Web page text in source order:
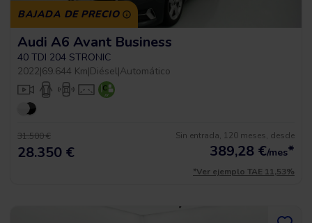
BAJADA DE PRECIO
Audi A6 Avant Business
40 TDI 204 STRONIC
2022|69.644 Km|Diésel|Automático
31.500 €
28.350 €
Sin entrada, 120 meses, desde
389,28 €/mes*
*Ver ejemplo TAE 11,53%